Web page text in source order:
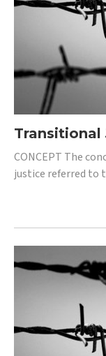
Transitional
CONCEPT The
justice referred to